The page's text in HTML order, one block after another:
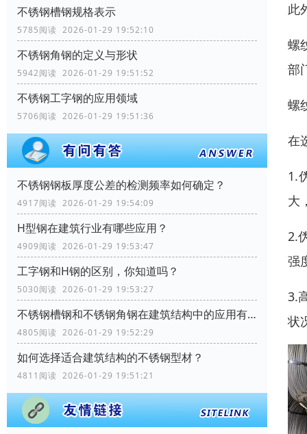
不锈钢槽钢规格表示
5785阅读 2026-01-29 19:52:10
不锈钢角钢的定义与形状
5942阅读 2026-01-29 19:51:52
不锈钢工字钢的应用领域
5706阅读 2026-01-29 19:51:36
不锈钢钢板厚度公差的检测频率如何确定？
4917阅读 2026-01-29 19:54:09
H型钢在建筑行业有哪些应用？
4909阅读 2026-01-29 19:53:47
工字钢和H钢的区别，你知道吗？
5030阅读 2026-01-29 19:53:27
不锈钢槽钢和不锈钢角钢在建筑结构中的应用有何区别？
4805阅读 2026-01-29 19:52:29
如何选择适合建筑结构的不锈钢型材？
4811阅读 2026-01-29 19:51:21
此
螺
部
螺
在
1.
大
2.
强
3.
状